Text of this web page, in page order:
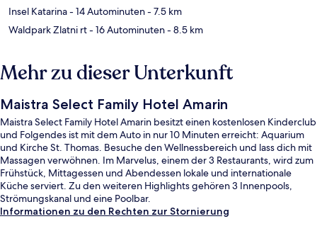
Insel Katarina- 14 Autominuten- 7.5 km
Waldpark Zlatni rt- 16 Autominuten- 8.5 km
Mehr zu dieser Unterkunft
Maistra Select Family Hotel Amarin
Maistra Select Family Hotel Amarin besitzt einen kostenlosen Kinderclub
und Folgendes ist mit dem Auto in nur 10 Minuten erreicht: Aquarium
und Kirche St. Thomas. Besuche den Wellnessbereich und lass dich mit
Massagen verwöhnen. Im Marvelus, einem der 3 Restaurants, wird zum
Frühstück, Mittagessen und Abendessen lokale und internationale
Küche serviert. Zu den weiteren Highlights gehören 3 Innenpools,
Strömungskanal und eine Poolbar.
Informationen zu den Rechten zur Stornierung